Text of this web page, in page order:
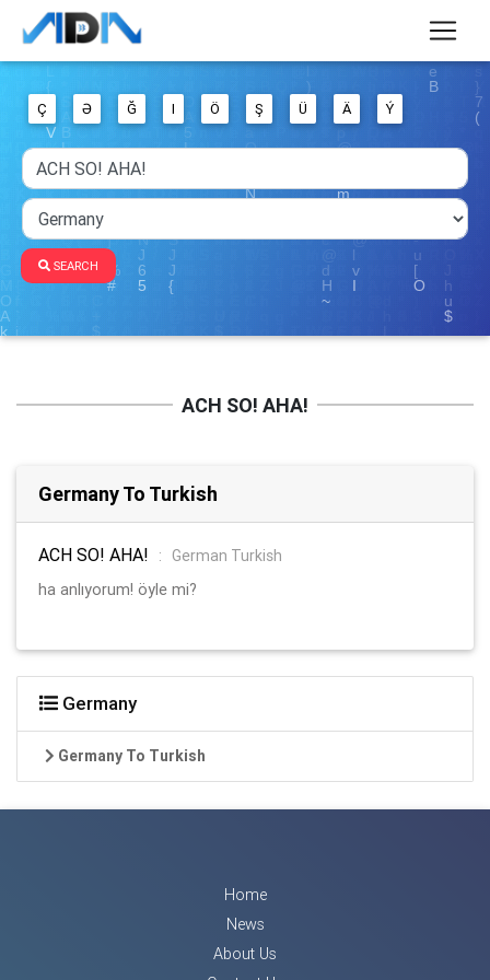
Ç Ə Ğ I Ö Ş Ü Ä Ý
SEARCH
ACH SO! AHA!
Germany To Turkish
ACH SO! AHA! :
German Turkish
ha anlıyorum! öyle mi?
Germany
Germany To Turkish
Home
News
About Us